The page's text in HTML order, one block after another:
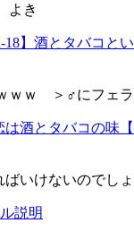
よき
】酒とタバコと
ｗｗ ＞♂にフェ
酒とタバコの味
ばいけないのでし
説明